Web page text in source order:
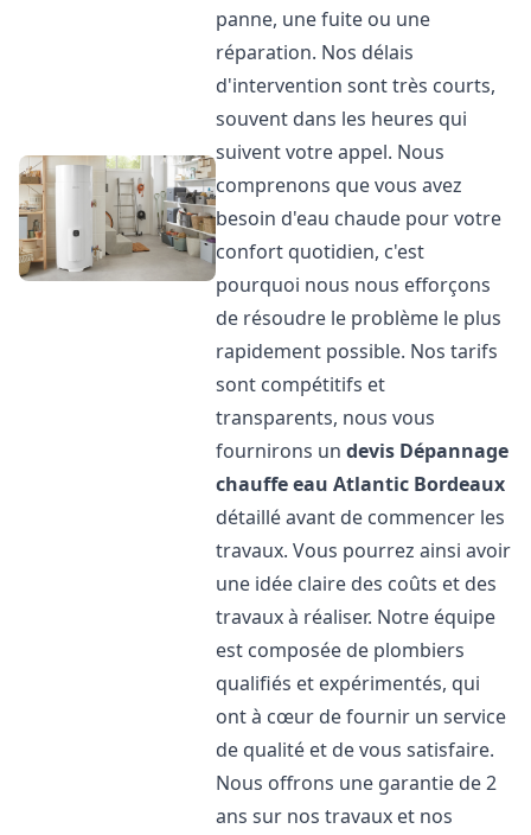
panne, une fuite ou une
réparation. Nos délais
d'intervention sont très courts,
souvent dans les heures qui
suivent votre appel. Nous
comprenons que vous avez
besoin d'eau chaude pour votre
confort quotidien, c'est
pourquoi nous nous efforçons
de résoudre le problème le plus
rapidement possible. Nos tarifs
sont compétitifs et
transparents, nous vous
fournirons undevis Dépannage
chauffe eau Atlantic Bordeaux
détaillé avant de commencer les
travaux. Vous pourrez ainsi avoir
une idée claire des coûts et des
travaux à réaliser. Notre équipe
est composée de plombiers
qualifiés et expérimentés, qui
ont à cœur de fournir un service
de qualité et de vous satisfaire.
Nous offrons une garantie de 2
ans sur nos travaux et nos